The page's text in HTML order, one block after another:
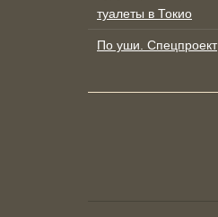
туалеты в Токио
По уши. Спецпроект